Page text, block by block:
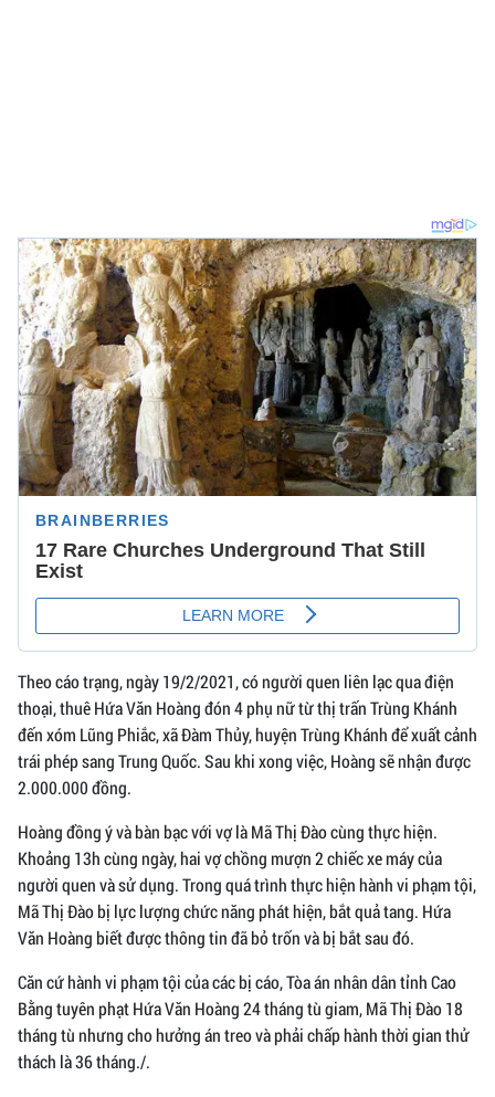
Theo cáo trạng, ngày 19/2/2021, có người quen liên lạc qua điện
thoại, thuê Hứa Văn Hoàng đón 4 phụ nữ từ thị trấn Trùng Khánh
đến xóm Lũng Phiắc, xã Đàm Thủy, huyện Trùng Khánh để xuất cảnh
trái phép sang Trung Quốc. Sau khi xong việc, Hoàng sẽ nhận được
2.000.000 đồng.
Hoàng đồng ý và bàn bạc với vợ là Mã Thị Đào cùng thực hiện.
Khoảng 13h cùng ngày, hai vợ chồng mượn 2 chiếc xe máy của
người quen và sử dụng. Trong quá trình thực hiện hành vi phạm tội,
Mã Thị Đào bị lực lượng chức năng phát hiện, bắt quả tang. Hứa
Văn Hoàng biết được thông tin đã bỏ trốn và bị bắt sau đó.
Căn cứ hành vi phạm tội của các bị cáo, Tòa án nhân dân tỉnh Cao
Bằng tuyên phạt Hứa Văn Hoàng 24 tháng tù giam, Mã Thị Đào 18
tháng tù nhưng cho hưởng án treo và phải chấp hành thời gian thử
thách là 36 tháng./.